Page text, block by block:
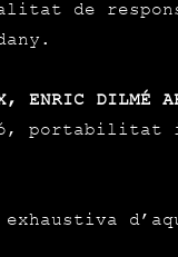
de
ENRIC DILMÉ